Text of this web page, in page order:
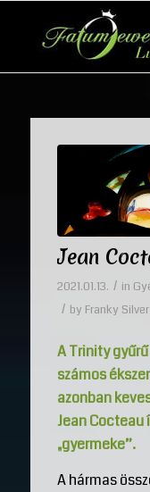
Jean
2021.01.13. / in
/ by Franky Silver
A Trinity
számos
azonban
Jean Cocteau
„gyermeke”.
A hármas